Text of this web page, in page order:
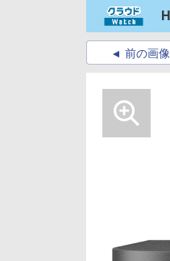
前の画像